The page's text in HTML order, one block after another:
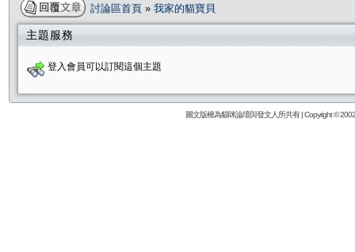
討論區首頁 » 我家的貓寶貝
主題服務
登入會員可以訂閱這個主題
圖文版權為貓咪論壇與發文人所共有 | Copyright ©